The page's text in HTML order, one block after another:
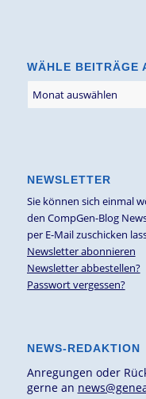
WÄHLE BEITRÄGE
NEWSLETTER
Sie können sich einmal
den CompGen-Blog
per E-Mail zuschicken
Newsletter abonnieren
Newsletter abbestellen?
Passwort vergessen?
NEWS-REDAKTION
Anregungen oder
gerne an